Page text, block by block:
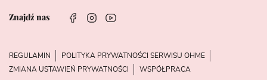
Znajdź nas
REGULAMIN
POLITYKA PRYWATNOŚCI SERWISU OHME
ZMIANA USTAWIEŃ PRYWATNOŚCI
WSPÓŁPRACA